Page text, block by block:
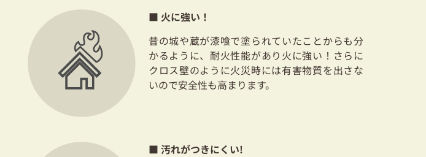
■ 火に強い！
昔の城や蔵が漆喰で塗られていたことからも分
かるように、耐火性能があり火に強い！さらに
クロス壁のように火災時には有害物質を出さな
いので安全性も高まります。
■ 汚れがつきにくい!